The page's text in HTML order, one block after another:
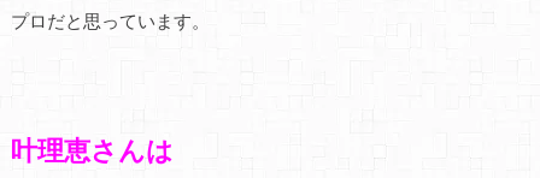
プロだと思っています。
叶理恵さんは